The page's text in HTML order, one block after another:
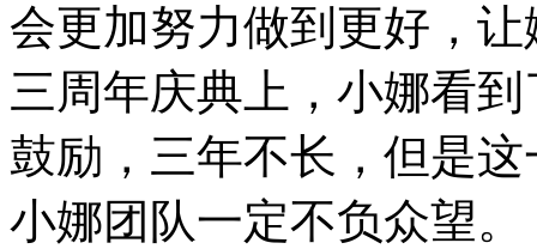
会更加努力做到更好，
三周年庆典上，小娜看
鼓励，三年不长，但是
小娜团队一定不负众望。